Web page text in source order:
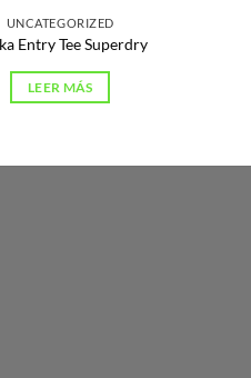
UNCATEGORIZED
Entry Tee Superdry
LEER MÁS